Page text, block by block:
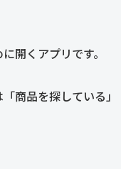
開くアプリです。
商品を探している」